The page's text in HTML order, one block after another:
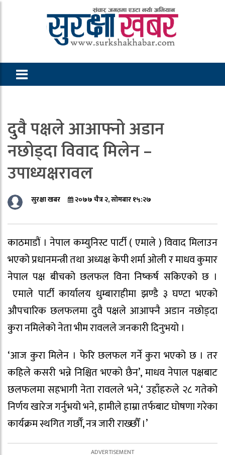
दुवै पक्षले आआफ्नो अडान
नछोड्दा विवाद मिलेन –
उपाध्यक्षरावल
सुरक्षा खबर २०७७ चैत्र २, सोमबार १५:२७
काठमाडौं । नेपाल कम्युनिस्ट पार्टी ( एमाले ) विवाद मिलाउन
भएको प्रधानमन्त्री तथा अध्यक्ष केपी शर्मा ओली र माधव कुमार
नेपाल पक्ष बीचको छलफल विना निष्कर्ष सकिएको छ ।
एमाले पार्टी कार्यालय धुम्बाराहीमा झण्डै ३ घण्टा भएको
औपचारिक छलफलमा दुवै पक्षले आआफ्नै अडान नछोड्दा
कुरा नमिलेको नेता भीम रावलले जनकारी दिनुभयो ।
‘आज कुरा मिलेन । फेरि छलफल गर्ने कुरा भएको छ । तर
कहिले कसरी भन्ने निश्चित भएको छैन’, माधव नेपाल पक्षबाट
छलफलमा सहभागी नेता रावलले भने,‘ उहाँहरुले २८ गतेको
निर्णय खारेज गर्नुभयो भने, हामीले हाम्रा तर्फबाट घोषणा गरेका
कार्यक्रम स्थगित गर्छौँ, नत्र जारी राख्छौँ ।’